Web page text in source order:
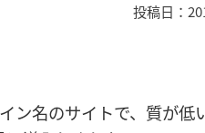
投稿日：
ン名のサイトで、質が低